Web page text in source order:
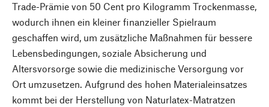
Trade-Prämie von 50 Cent pro Kilogramm Trockenmasse,
wodurch ihnen ein kleiner finanzieller Spielraum
geschaffen wird, um zusätzliche Maßnahmen für bessere
Lebensbedingungen, soziale Absicherung und
Altersvorsorge sowie die medizinische Versorgung vor
Ort umzusetzen. Aufgrund des hohen Materialeinsatzes
kommt bei der Herstellung von Naturlatex-Matratzen